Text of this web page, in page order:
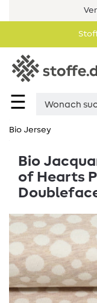
☰
Bio Jersey
Bio
of Hearts